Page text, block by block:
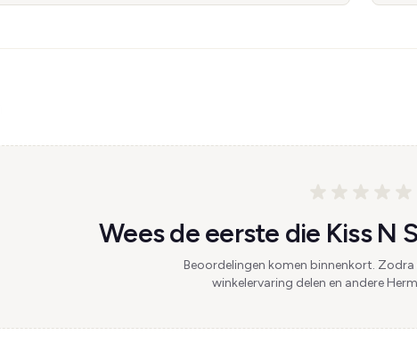
Wees de eerste die Kiss N
Beoordelingen komen binnenkort.
winkelervaring delen en andere